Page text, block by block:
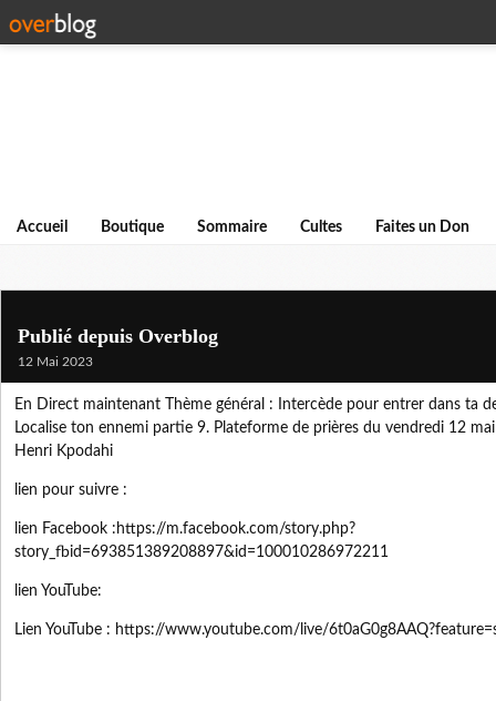
Accueil Boutique Sommaire Cultes Faites un Don
Publié depuis Overblog
12 Mai 2023
En Direct maintenant Thème général : Intercède pour entrer dans ta
Localise ton ennemi partie 9. Plateforme de prières du vendredi 12
Henri Kpodahi
lien pour suivre :
lien Facebook :https://m.facebook.com/story.php?
story_fbid=693851389208897&id=100010286972211
lien YouTube:
Lien YouTube : https://www.youtube.com/live/